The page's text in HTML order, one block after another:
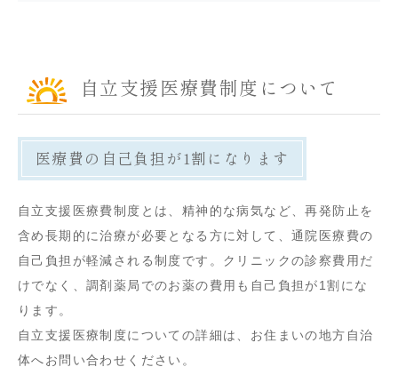
自立支援医療費制度について
医療費の自己負担が1割になります
自立支援医療費制度とは、精神的な病気など、再発防止を
含め長期的に治療が必要となる方に対して、通院医療費の
自己負担が軽減される制度です。クリニックの診察費用だ
けでなく、調剤薬局でのお薬の費用も自己負担が1割にな
ります。
自立支援医療制度についての詳細は、お住まいの地方自治
体へお問い合わせください。